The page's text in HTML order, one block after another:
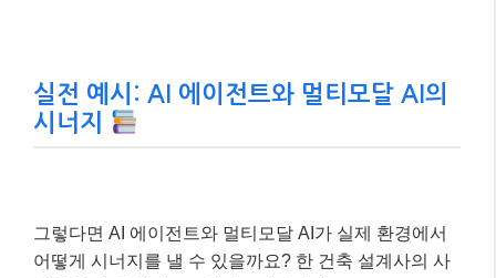
실전 예시: AI 에이전트와 멀티모달 AI의
시너지
그렇다면 AI 에이전트와 멀티모달 AI가 실제 환경에서
어떻게 시너지를 낼 수 있을까요? 한 건축 설계사의 사